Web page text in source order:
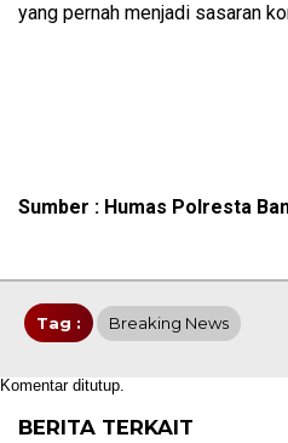
yang pernah menjadi sasaran
Sumber : Humas Polresta
Tag : Breaking News
Komentar ditutup.
BERITA TERKAIT